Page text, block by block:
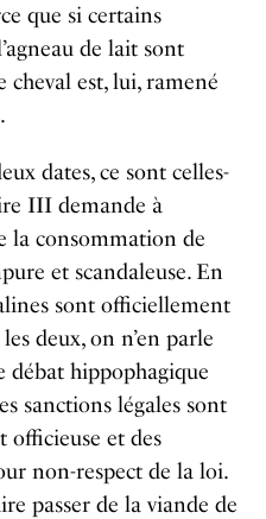
que si certains
de lait sont
cheval est, lui, ramené
dates, ce sont celles-
III demande à
la consommation de
et scandaleuse. En
sont officiellement
deux, on n’en parle
débat hippophagique
sanctions légales sont
officieuse et des
non-respect de la loi.
passer de la viande de